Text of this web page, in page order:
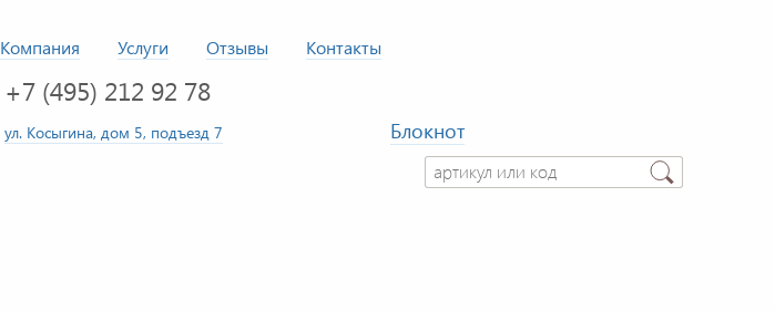
Компания Услуги Отзывы Контакты
+7 (495) 212 92 78
ул. Косыгина, дом 5, подъезд 7
Блокнот